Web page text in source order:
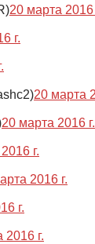
20 марта 2016
г.
20 марта
20 марта 2016 г.
г.
2016 г.
г.
2016 г.